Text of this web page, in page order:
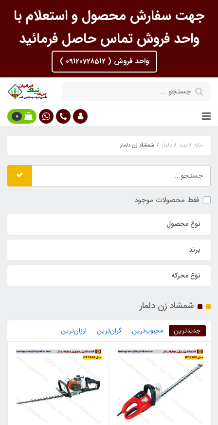
جهت سفارش محصول و استعلام با
واحد فروش تماس حاصل فرمائید
واحد فروش ( 09120728512 )
0
خانه برند دلمار شمشاد زن دلمار
فقط محصولات موجود
نوع محصول
برند
نوع محرکه
شمشاد زن دلمار
جدیدترین محبوب‌ترین گران‌ترین ارزان‌ترین